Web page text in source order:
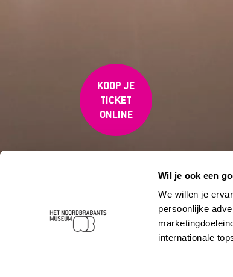
Wil je ook een
We willen je
persoonlijke
internationale
KOOP JE
TICKET
ONLINE
15